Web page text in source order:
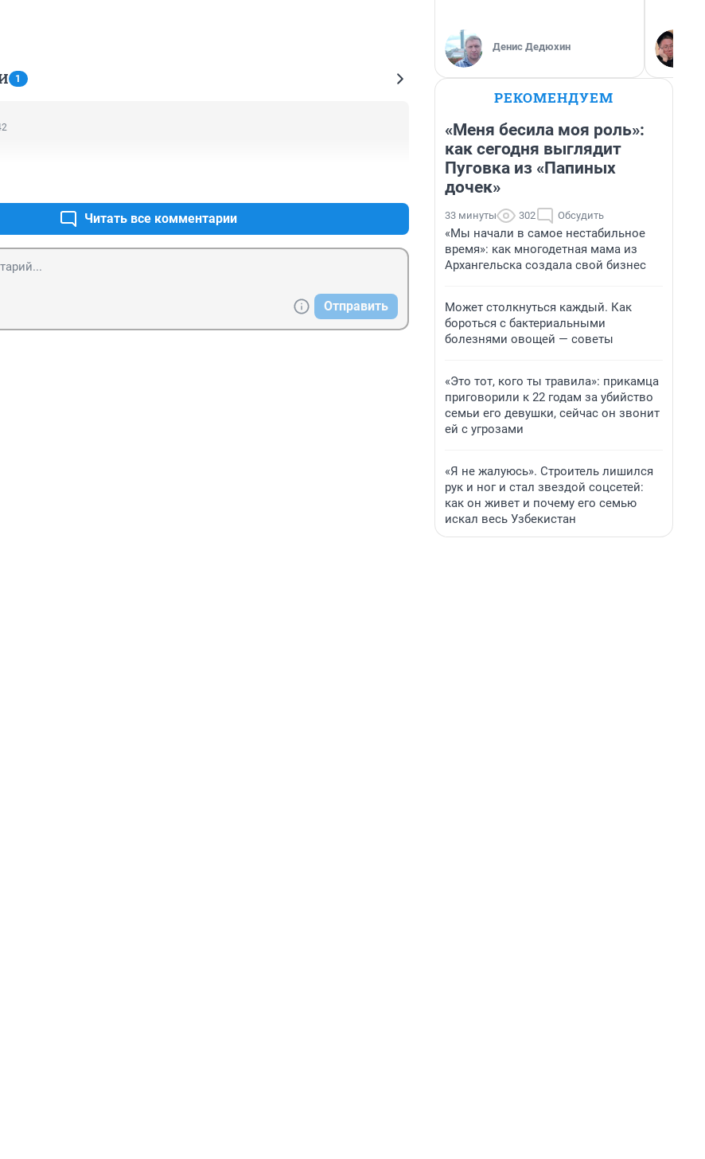
1
Читать все комментарии
Отправить
Денис Дедюхин
РЕКОМЕНДУЕМ
«Меня бесила моя роль»:
как сегодня выглядит
Пуговка из «Папиных
дочек»
33 минуты 302 Обсудить
«Мы начали в самое нестабильное
время»: как многодетная мама из
Архангельска создала свой бизнес
Может столкнуться каждый. Как
бороться с бактериальными
болезнями овощей — советы
«Это тот, кого ты травила»: прикамца
приговорили к 22 годам за убийство
семьи его девушки, сейчас он звонит
ей с угрозами
«Я не жалуюсь». Строитель лишился
рук и ног и стал звездой соцсетей:
как он живет и почему его семью
искал весь Узбекистан